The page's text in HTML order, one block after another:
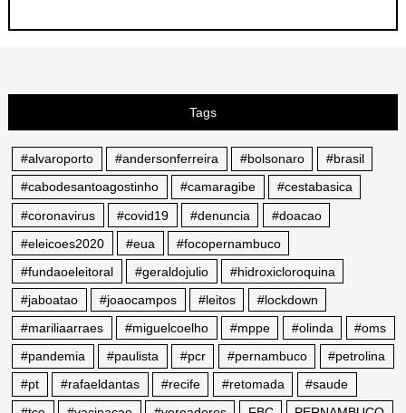
Tags
#alvaroporto #andersonferreira #bolsonaro
#brasil
#cabodesantoagostinho
#camaragibe
#cestabasica
#coronavirus
#covid19 #denuncia
#doacao
#eleicoes2020
#eua
#focopernambuco
#fundaoeleitoral
#geraldojulio
#hidroxicloroquina
#jaboatao
#joaocampos #leitos
#lockdown
#mariliaarraes
#miguelcoelho #mppe #olinda
#oms
#pandemia
#paulista #pcr #pernambuco
#petrolina
#pt
#rafaeldantas #recife #retomada
#saude